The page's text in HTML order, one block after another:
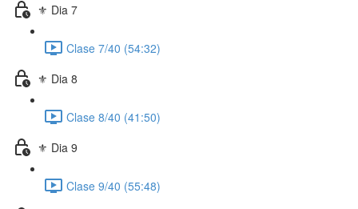
⚜️ Dia 7
Clase 7/40 (54:32)
⚜️ Dia 8
Clase 8/40 (41:50)
⚜️ Dia 9
Clase 9/40 (55:48)